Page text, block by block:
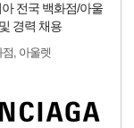
전국 백화점/아울
경력 채용
, 아울렛